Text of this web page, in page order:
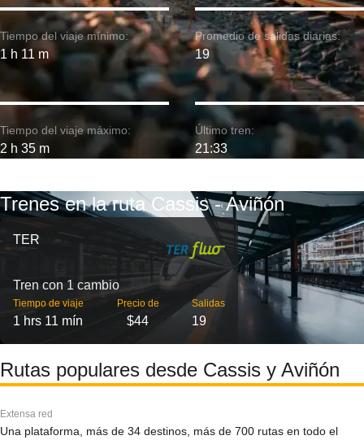
Tiempo del viaje mínimo:
1 h 11 m
Tiempo del viaje máximo:
2 h 35 m
Promedio de salidas diarias:
19
Último tren:
21:33
Trenes en la ruta Cassis - Aviñón
TER
Tren con 1 cambio
Tiempo de viaje
1 hrs 11 mín
Precio de
$44
Salidas
19
Rutas populares desde Cassis y Aviñón
Extensa red
Una plataforma, más de 34 destinos, más de 700 rutas en todo el